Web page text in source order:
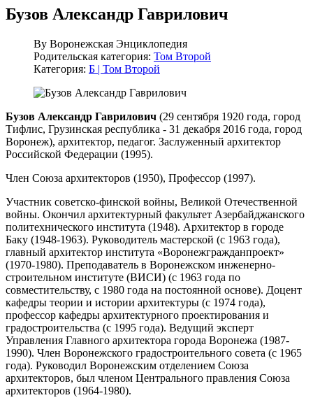
Бузов Александр Гаврилович
By Воронежская Энциклопедия
Родительская категория: Том Второй
Категория: Б | Том Второй
Бузов Александр Гаврилович (29 сентября 1920 года, город
Тифлис, Грузинская республика - 31 декабря 2016 года, город
Воронеж), архитектор, педагог. Заслуженный архитектор
Российской Федерации (1995).
Член Союза архитекторов (1950), Профессор (1997).
Участник советско-финской войны, Великой Отечественной
войны. Окончил архитектурный факультет Азербайджанского
политехнического института (1948). Архитектор в городе
Баку (1948-1963). Руководитель мастерской (с 1963 года),
главный архитектор института «Воронежгражданпроект»
(1970-1980). Преподаватель в Воронежском инженерно-
строительном институте (ВИСИ) (с 1963 года по
совместительству, с 1980 года на постоянной основе). Доцент
кафедры теории и истории архитектуры (с 1974 года),
профессор кафедры архитектурного проектирования и
градостроительства (с 1995 года). Ведущий эксперт
Управления Главного архитектора города Воронежа (1987-
1990). Член Воронежского градостроительного совета (с 1965
года). Руководил Воронежским отделением Союза
архитекторов, был членом Центрального правления Союза
архитекторов (1964-1980).